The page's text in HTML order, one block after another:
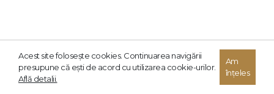
Acest site foloseşte cookies. Continuarea navigării
presupune că eşti de acord cu utilizarea cookie-urilor.
Află detalii.
Am
înțeles